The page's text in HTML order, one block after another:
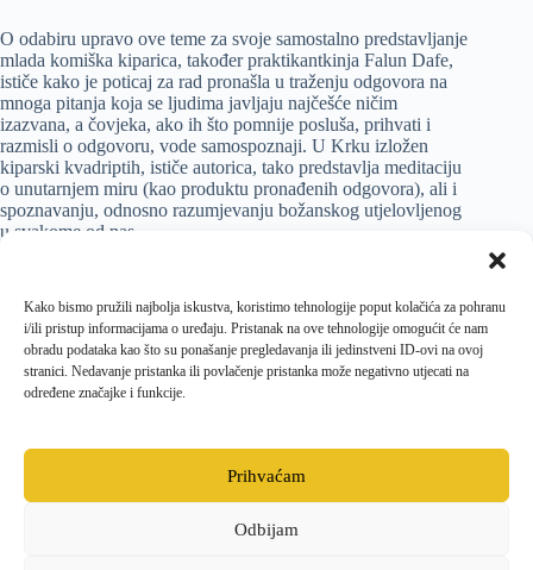
Kako bismo pružili najbolja iskustva, koristimo tehnologije poput kolačića za pohranu
i/ili pristup informacijama o uređaju. Pristanak na ove tehnologije omogućit će nam
obradu podataka kao što su ponašanje pregledavanja ili jedinstveni ID-ovi na ovoj
stranici. Nedavanje pristanka ili povlačenje pristanka može negativno utjecati na
određene značajke i funkcije.
Prihvaćam
Odbijam
O odabiru upravo ove teme za svoje samostalno predstavljanje
mlada komiška kiparica, također praktikantkinja Falun Dafe,
ističe kako je poticaj za rad pronašla u traženju odgovora na
mnoga pitanja koja se ljudima javljaju najčešće ničim
izazvana, a čovjeka, ako ih što pomnije posluša, prihvati i
razmisli o odgovoru, vode samospoznaji. U Krku izložen
kiparski kvadriptih, ističe autorica, tako predstavlja meditaciju
o unutarnjem miru (kao produktu pronađenih odgovora), ali i
spoznavanju, odnosno razumjevanju božanskog utjelovljenog
u svakome od nas.
studenog, a postav je moguće razgledati svakim danom od
10.00 do 13.00 sati.
PRETHODNI SLJEDEĆI